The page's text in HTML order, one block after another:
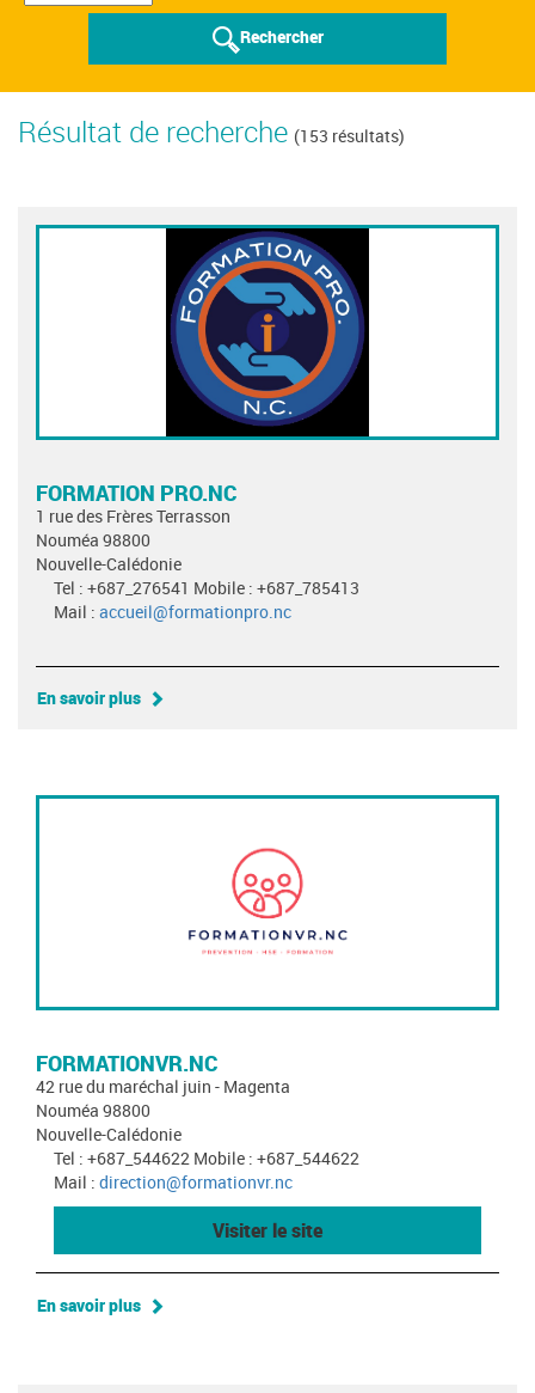
Rechercher
Résultat de recherche (153 résultats)
FORMATION PRO.NC
1 rue des Frères Terrasson
Nouméa 98800
Nouvelle-Calédonie
Tel : +687_276541 Mobile : +687_785413
Mail : accueil@formationpro.nc
En savoir plus
FORMATIONVR.NC
42 rue du maréchal juin - Magenta
Nouméa 98800
Nouvelle-Calédonie
Tel : +687_544622 Mobile : +687_544622
Mail : direction@formationvr.nc
Visiter le site
En savoir plus